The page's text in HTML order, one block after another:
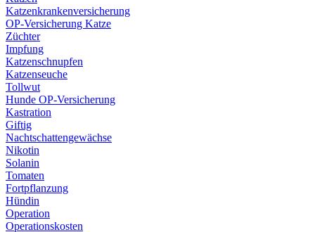
Katzenkrankenversicherung
OP-Versicherung Katze
Züchter
Impfung
Katzenschnupfen
Katzenseuche
Tollwut
Hunde OP-Versicherung
Kastration
Giftig
Nachtschattengewächse
Nikotin
Solanin
Tomaten
Fortpflanzung
Hündin
Operation
Operationskosten